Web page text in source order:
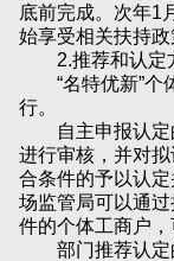
底前完成。次年1
始享受相关扶持政
2.推荐和认定
“名特优新”个
行。
自主申报认定
进行审核，并对
合条件的予以认
场监管局可以通
件的个体工商户，
部门推荐认定